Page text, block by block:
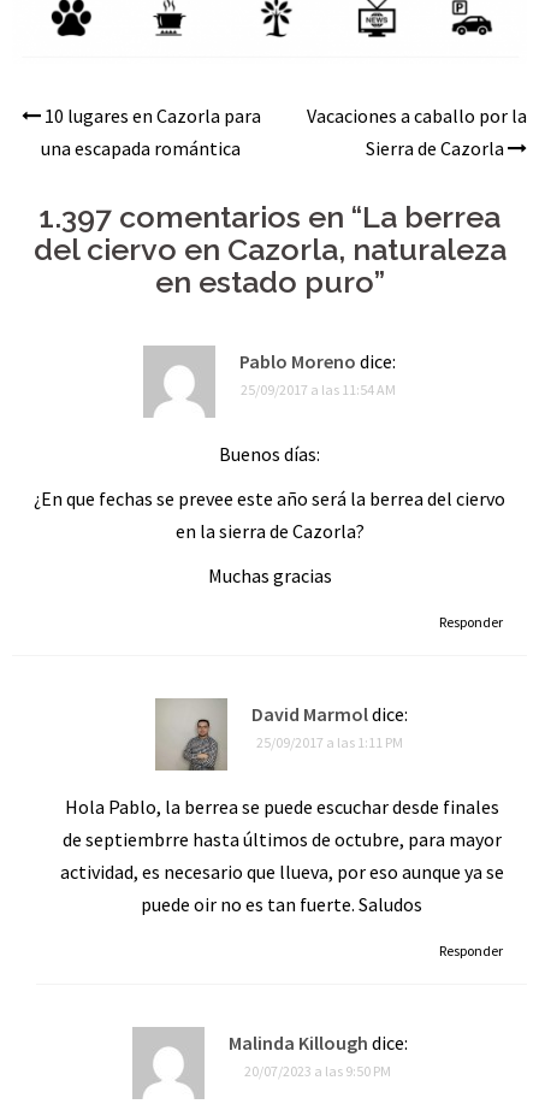
Navegación
de
entradas
10 lugares en Cazorla para
una escapada romántica
Vacaciones a caballo por la
Sierra de Cazorla
1.397 comentarios en “La berrea
del ciervo en Cazorla, naturaleza
en estado puro”
Pablo Moreno dice:
25/09/2017 a las 11:54 AM
Buenos días:
¿En que fechas se prevee este año será la berrea del ciervo
en la sierra de Cazorla?
Muchas gracias
Responder
David Marmoldice:
25/09/2017 a las 1:11 PM
Hola Pablo, la berrea se puede escuchar desde finales
de septiembrre hasta últimos de octubre, para mayor
actividad, es necesario que llueva, por eso aunque ya se
puede oir no es tan fuerte. Saludos
Responder
Malinda Killough dice:
20/07/2023 a las 9:50 PM